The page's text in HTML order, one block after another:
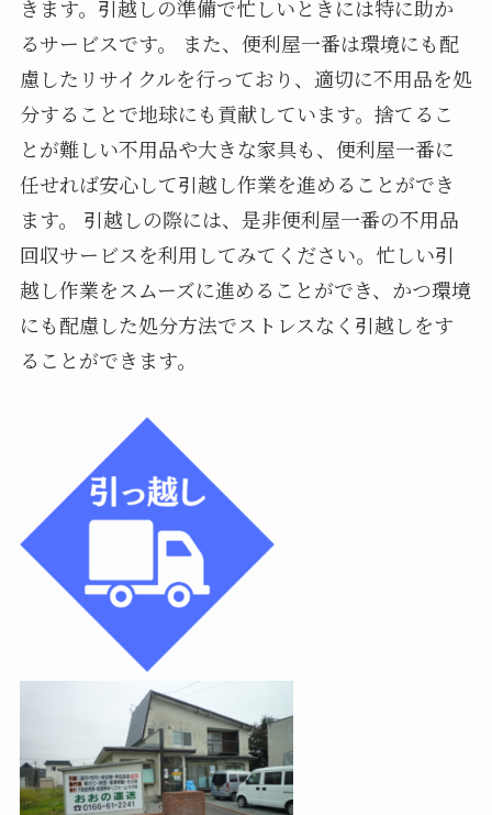
きます。引越しの準備で忙しいときには特に助か
るサービスです。 また、便利屋一番は環境にも配
慮したリサイクルを行っており、適切に不用品を処
分することで地球にも貢献しています。捨てるこ
とが難しい不用品や大きな家具も、便利屋一番に
任せれば安心して引越し作業を進めることができ
ます。 引越しの際には、是非便利屋一番の不用品
回収サービスを利用してみてください。忙しい引
越し作業をスムーズに進めることができ、かつ環境
にも配慮した処分方法でストレスなく引越しをす
ることができます。